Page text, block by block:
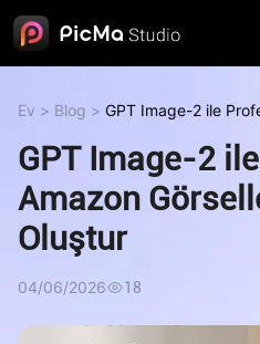
Ev > Blog > GPT Image-2 ile
GPT Image-2
Amazon
Oluştur
04/06/2026 18